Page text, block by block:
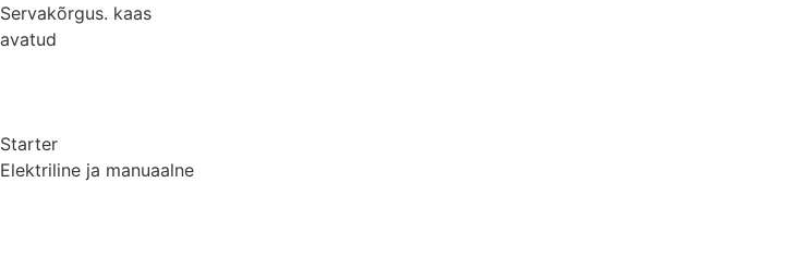
Servakõrgus. kaas
avatud
Starter
Elektriline ja manuaalne